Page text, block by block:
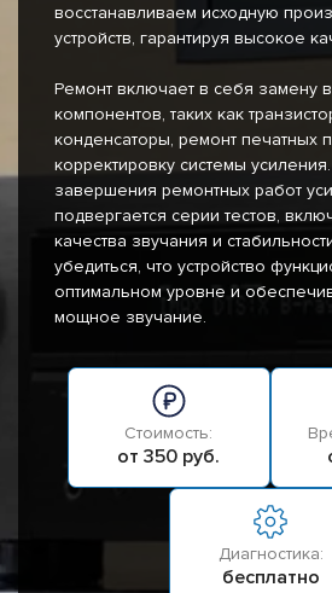
восстанавливаем исходную
устройств, гарантируя высокое
Ремонт включает в себя замену
компонентов, таких как
конденсаторы, ремонт печатных
корректировку системы
завершения ремонтных работ
подвергается серии тестов,
качества звучания и
убедиться, что устройство
оптимальном уровне и
мощное звучание.
Стоимость:
от 350 руб.
Диагностика:
бесплатно